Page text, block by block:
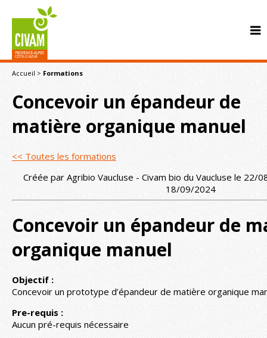
Accueil > Formations
Concevoir un épandeur de
matière organique manuel
<< Toutes les formations
Créée par Agribio Vaucluse - Civam bio du Vaucluse le 22/
18/09/2024
Concevoir un épandeur de
organique manuel
Objectif :
Concevoir un prototype d’épandeur de matière organique
Pre-requis :
Aucun pré-requis nécessaire